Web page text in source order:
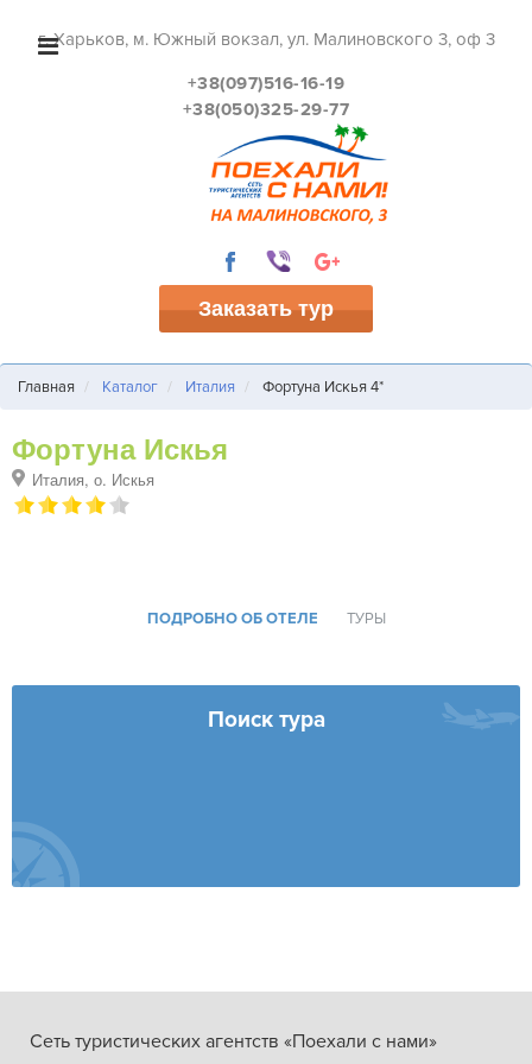
г. Харьков, м. Южный вокзал, ул. Малиновского 3, оф 3
+38(097)516-16-19
+38(050)325-29-77
Заказать тур
Главная Каталог Италия Фортуна Искья 4*
Фортуна Искья
Италия, о. Искья
ПОДРОБНО ОБ ОТЕЛЕ ТУРЫ
Поиск тура
Сеть туристических агентств «Поехали с нами»